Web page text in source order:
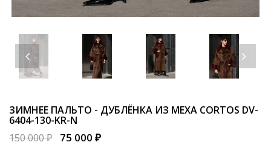
ЗИМНЕЕ ПАЛЬТО - ДУБЛЁНКА ИЗ МЕХА CORTOS DV-
6404-130-KR-N
150 000 ₽
75 000 ₽